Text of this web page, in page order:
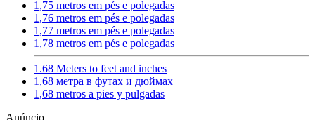
1,75 metros em pés e polegadas
1,76 metros em pés e polegadas
1,77 metros em pés e polegadas
1,78 metros em pés e polegadas
1.68 Meters to feet and inches
1,68 метра в футах и дюймах
1,68 metros a pies y pulgadas